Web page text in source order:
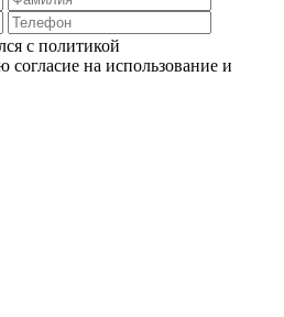
с политикой
на использование и